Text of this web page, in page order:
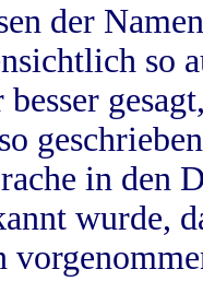
der
so
in
wurde,